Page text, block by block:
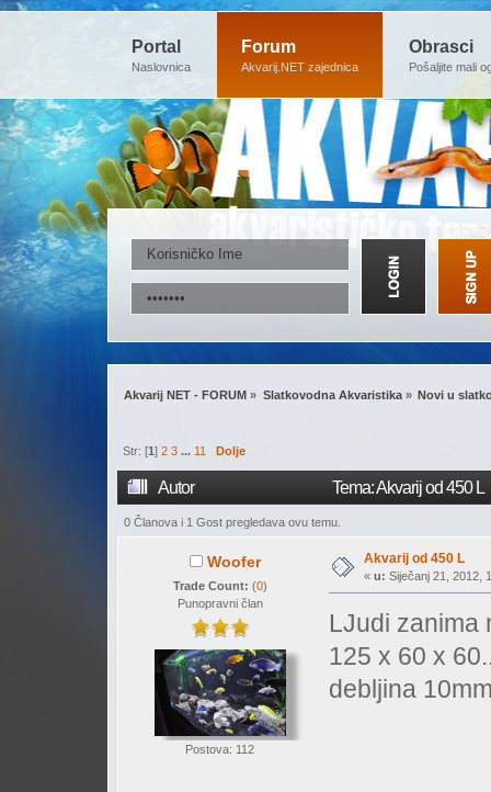
Portal
Naslovnica
Forum
Akvarij.NET zajednica
Obrasci
Pošaljite mali
Akvarij NET - FORUM » Slatkovodna Akvaristika» Novi u
Str: [1]2 3 ...11 Dolje
Autor Tema: Akvarij od 450
0 Članova i 1 Gost pregledava ovu temu.
Woofer
Trade Count: (0)
Punopravni član
Postova: 112
Akvarij od 450 L
« u: Siječanj 21, 2012,
LJudi zanima
125 x 60 x
debljina